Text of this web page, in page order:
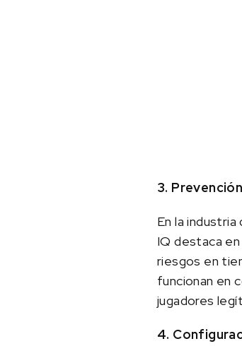
3.
En la
IQ destaca
riesgos en
funcionan en
jugadores
4.